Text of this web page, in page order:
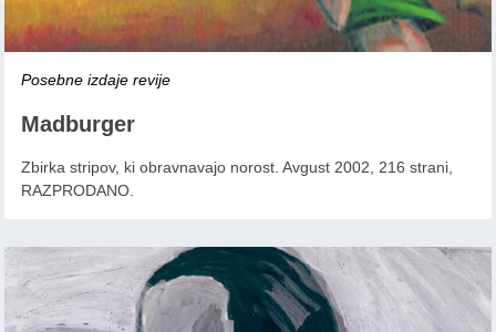
Posebne izdaje revije
Madburger
Zbirka stripov, ki obravnavajo norost. Avgust 2002, 216 strani,
RAZPRODANO.